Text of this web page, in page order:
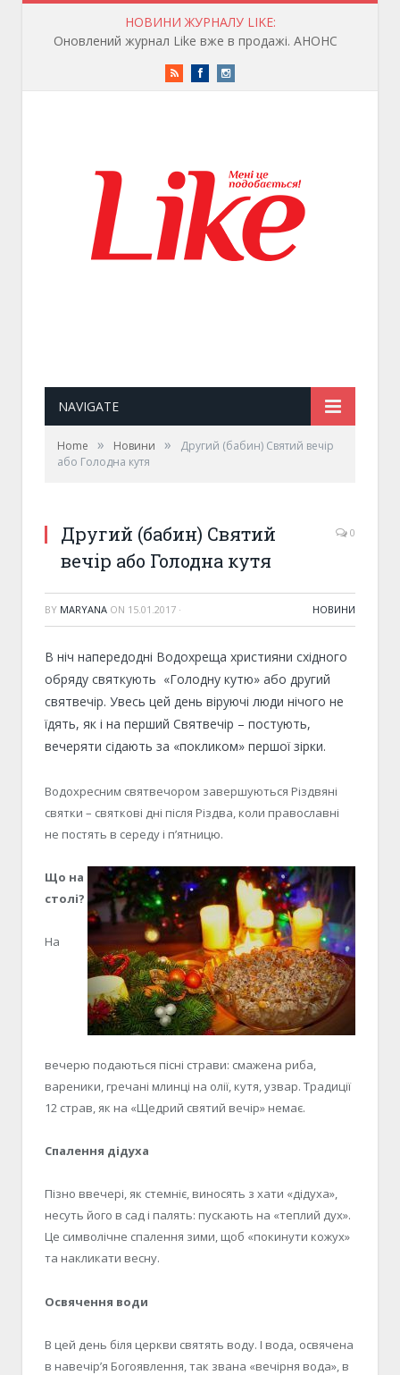
НОВИНИ ЖУРНАЛУ LIKE:
Оновлений журнал Like вже в продажі. АНОНС
RSS FacebookInstagram
NAVIGATE
Home » Новини »
Другий (бабин) Святий вечір
або Голодна кутя
Другий (бабин) Святий
вечір або Голодна кутя
0
BY MARYANA ON 15.01.2017 · НОВИНИ
В ніч напередодні Водохреща християни східного
обряду святкують «Голодну кутю» або другий
святвечір. Увесь цей день віруючі люди нічого не
їдять, як і на перший Святвечір – постують,
вечеряти сідають за «покликом» першої зірки.
Водохресним святвечором завершуються Різдвяні
святки – святкові дні після Різдва, коли православні
не постять в середу і п’ятницю.
Що на
столі?
На
вечерю подаються пісні страви: смажена риба,
вареники, гречані млинці на олії, кутя, узвар. Традиції
12 страв, як на «Щедрий святий вечір» немає.
Спалення дідуха
Пізно ввечері, як стемніє, виносять з хати «дідуха»,
несуть його в сад і палять: пускають на «теплий дух».
Це символічне спалення зими, щоб «покинути кожух»
та накликати весну.
Освячення води
В цей день біля церкви святять воду. І вода, освячена
в навечір’я Богоявлення, так звана «вечірня вода», в